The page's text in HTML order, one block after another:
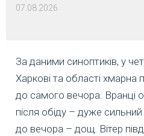
07.08.2026
За даними синоптиків, у
Харкові та області
до самого вечора. Вранці
після обіду – дуже
до вечора – дощ. Вітер